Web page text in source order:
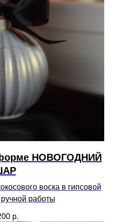
форме НОВОГОДНИЙ
воска в гипсовой
работы
р.